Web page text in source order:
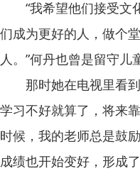
“我希望他们接受文
们成为更好的人，做个
人。”何丹也曾是留守儿
那时她在电视里看到
学习不好就算了，将来
时候，我的老师总是鼓
成绩也开始变好，形成